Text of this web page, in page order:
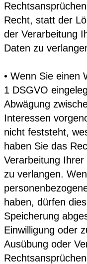
Recht, statt der
der Verarbeitung
Daten zu
• Wenn Sie einen
1 DSGVO
Abwägung
Interessen
nicht feststeht,
haben Sie das
Verarbeitung
zu verlangen.
haben, dürfen
Speicherung
Einwilligung oder
Ausübung oder